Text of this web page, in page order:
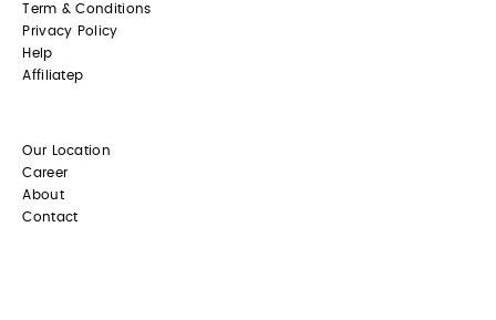
Term & Conditions
Privacy Policy
Help
Affiliatep
Our Location
Career
About
Contact